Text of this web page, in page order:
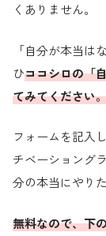
くありません。
「自分が本当
ひココシロの「
てみてください
フォームを記入
チベーショング
分の本当にやり
無料なので、下